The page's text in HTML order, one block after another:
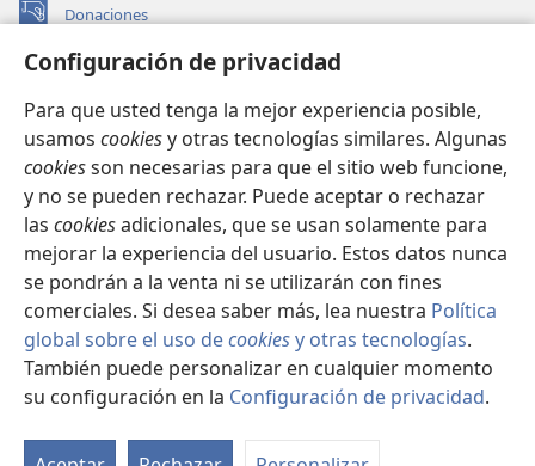
Configuración de privacidad
Para que usted tenga la mejor experiencia posible,
usamos cookiesy otras tecnologías similares. Algunas
cookiesson necesarias para que el sitio web funcione,
y no se pueden rechazar. Puede aceptar o rechazar
las cookiesadicionales, que se usan solamente para
mejorar la experiencia del usuario. Estos datos nunca
se pondrán a la venta ni se utilizarán con fines
comerciales. Si desea saber más, lea nuestra Política
global sobre el uso decookiesy otras tecnologías.
También puede personalizar en cualquier momento
su configuración en la Configuración de privacidad.
Donaciones
(abre
nueva BIBLIOTECA EN LÍNEA Watchtower™
una
nueva
ventana)
JW Hub
(abre
una
nueva
ventana)
JW Library
Watchtower Library
Copyright© 2026 Watch Tower Bible and Tract Society of Pennsylvania.
CONDICIONES DE USO| POLÍTICA DE PRIVACIDAD
|
CONFIGURACIÓN DE PRIVACIDAD